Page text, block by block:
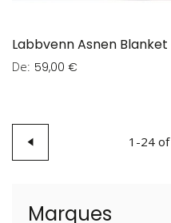
Labbvenn Asnen Blanket
De 59,00 €
1 -24of
Marques